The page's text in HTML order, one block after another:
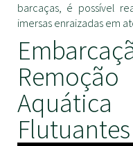
barcaças, é possível
imersas enraizadas em
Flutuantes